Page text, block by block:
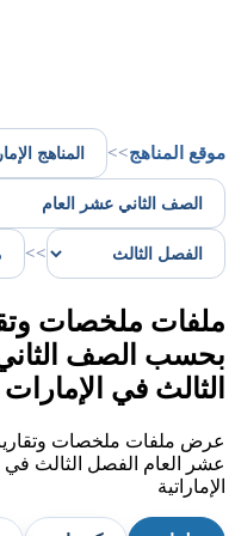
موقع المناهج>>
>>
ملفات ملخصات
بحسب الصف
الثالث في الإمارات
عرض ملفات ملخصات
عشر العام الفصل الثالث في
الإماراتية